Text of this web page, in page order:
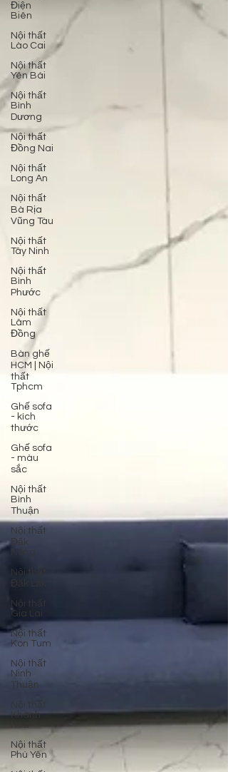
Điện
Biên
Nội thất
Lào Cai
Nội thất
Yên Bái
Nội thất
Bình
Dương
Nội thất
Đồng Nai
Nội thất
Long An
Nội thất
Bà Rịa
Vũng Tàu
Nội thất
Tây Ninh
Nội thất
Bình
Phước
Nội thất
Lâm
Đồng
Bàn ghế
HCM | Nội
thất
Tphcm
Ghế sofa
- kích
thước
Ghế sofa
- màu
sắc
Nội thất
Bình
Thuận
Nội thất
Đăk
Nông
Nội thất
Đăk Lăk
Nội thất
Gia Lai
Nội thất
Kon Tum
Nội thất
Ninh
Thuận
Nội thất
Khánh
Hòa
Nội thất
Phú Yên